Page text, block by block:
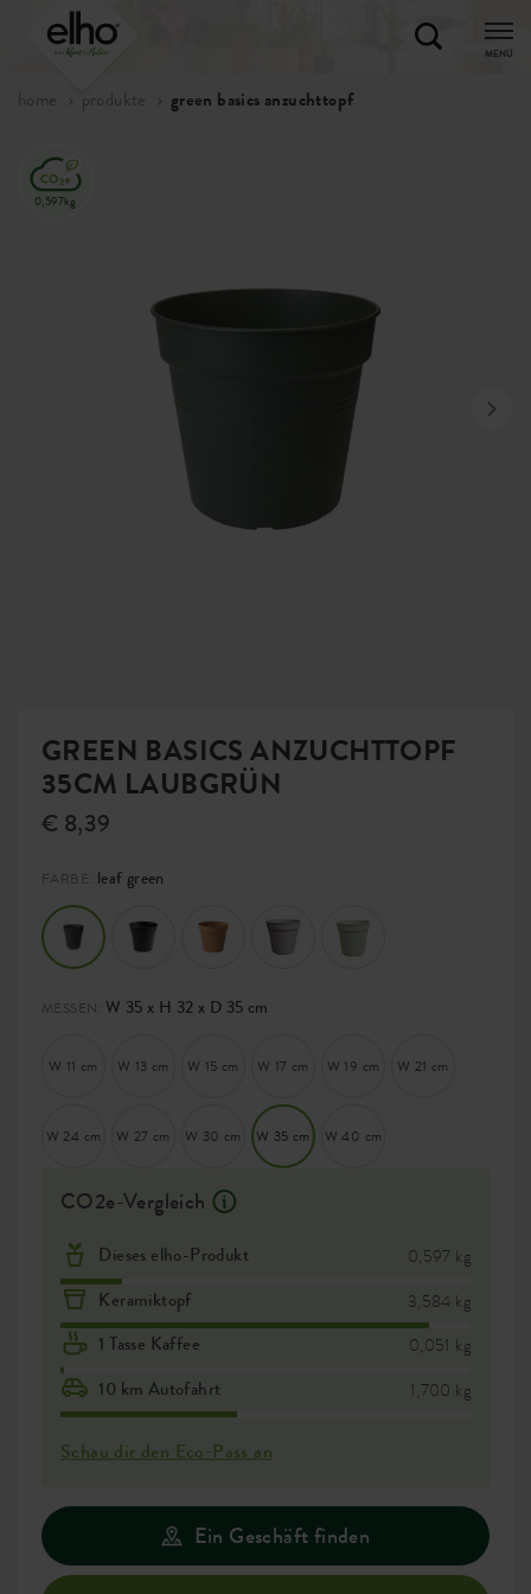
MENÜ
home produkte green basics anzuchttopf
GREEN BASICS ANZUCHTTOPF
35CM LAUBGRÜN
€ 8,39
FARBE: leaf green
MESSEN: W 35 x H 32 x D 35 cm
W 11 cm W 13 cm W 15 cm W 17 cm W 19 cm W 21 cm
W 24 cm W 27 cm W 30 cm W 35 cm W 40 cm
CO2e-Vergleich
Dieses elho-Produkt 0,597 kg
Keramiktopf 3,584 kg
1 Tasse Kaffee 0,051 kg
10 km Autofahrt 1,700 kg
Schau dir den Eco-Pass an
Ein Geschäft finden
0,597kg